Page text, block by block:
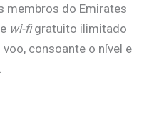
membros do Emirates
wi-figratuito ilimitado
consoante o nível e